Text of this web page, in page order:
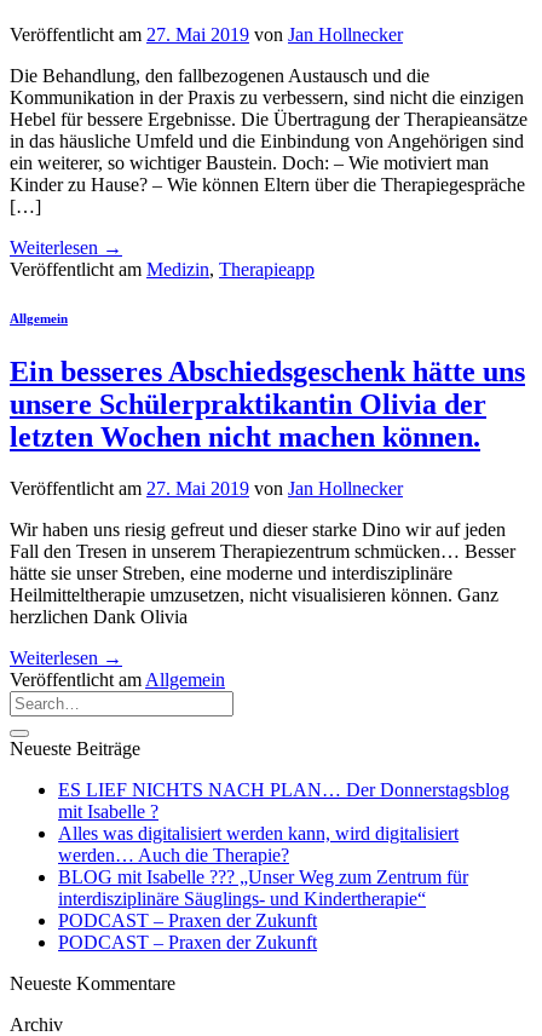
Veröffentlicht am 27. Mai 2019 von Jan Hollnecker
Die Behandlung, den fallbezogenen Austausch und die
Kommunikation in der Praxis zu verbessern, sind nicht die einzigen
Hebel für bessere Ergebnisse. Die Übertragung der Therapieansätze
in das häusliche Umfeld und die Einbindung von Angehörigen sind
ein weiterer, so wichtiger Baustein. Doch: – Wie motiviert man
Kinder zu Hause? – Wie können Eltern über die Therapiegespräche
[…]
Weiterlesen →
Veröffentlicht am Medizin, Therapieapp
Allgemein
Ein besseres Abschiedsgeschenk hätte uns
unsere Schülerpraktikantin Olivia der
letzten Wochen nicht machen können.
Veröffentlicht am 27. Mai 2019 von Jan Hollnecker
Wir haben uns riesig gefreut und dieser starke Dino wir auf jeden
Fall den Tresen in unserem Therapiezentrum schmücken… Besser
hätte sie unser Streben, eine moderne und interdisziplinäre
Heilmitteltherapie umzusetzen, nicht visualisieren können. Ganz
herzlichen Dank Olivia
Weiterlesen →
Veröffentlicht am Allgemein
Neueste Beiträge
ES LIEF NICHTS NACH PLAN… Der Donnerstagsblog
mit Isabelle ?
Alles was digitalisiert werden kann, wird digitalisiert
werden… Auch die Therapie?
BLOG mit Isabelle ??‍? „Unser Weg zum Zentrum für
interdisziplinäre Säuglings- und Kindertherapie“
PODCAST – Praxen der Zukunft
PODCAST – Praxen der Zukunft
Neueste Kommentare
Archiv